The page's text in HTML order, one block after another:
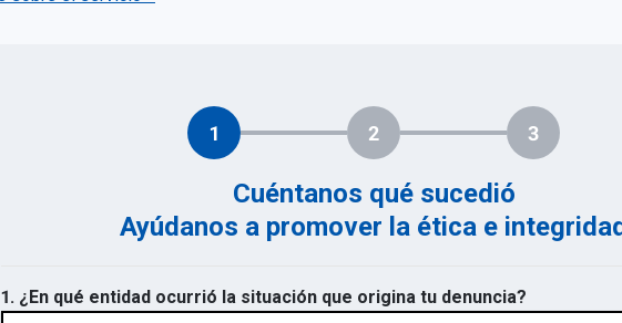
1 2 3
Cuéntanos qué sucedió
Ayúdanos a promover la ética e
1. ¿En qué entidad ocurrió la situación que origina tu denuncia?